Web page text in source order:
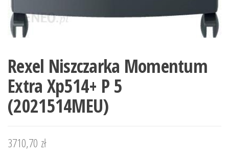
Rexel Niszczarka Momentum
Extra Xp514+ P 5
(2021514MEU)
3710,70 zł